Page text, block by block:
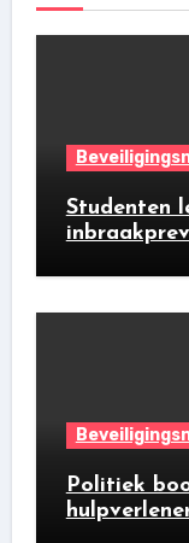
Studenten
Politiek